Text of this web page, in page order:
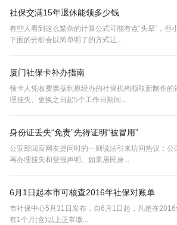
社保交满15年退休能领多少钱
有些人看到这么繁杂的计算公式可能有点“头晕”，但
下面的分析会以简单明了的方式让...
厦门社保卡补办指南
领卡人凭收费票据到原经办的社保机构领取新制作的
理挂失、更换之日起5个工作日期间...
身份证丢失“免责”先得证明“被冒用”
公安部回应网友提问时的一则说法引来坊间热议：公
再办理挂失和登报声明。如果居民身...
6月1日起本市可核查2016年社保对账单
市社保中心5月31日发布，自6月1日起，凡是在2016
有1个月(含)以上正常缴...